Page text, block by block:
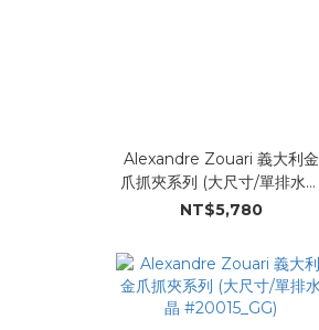
Alexandre Zouari 義大利金
爪抓夾系列 (大尺寸/單排水晶
#20015_SS)
NT$5,780